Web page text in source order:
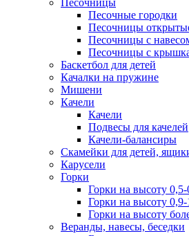
Песочные городки
Песочницы
Песочницы с
Песочницы с
Баскетбол для детей
Качалки на пружине
Мишени
Качели
Качели
Подвесы для качелей
Качели-балансиры
Скамейки для детей,
Карусели
Горки
Горки на высоту
Горки на высоту
Горки на высоту
Веранды, навесы, беседки